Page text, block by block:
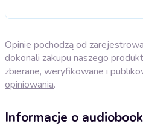
Opinie pochodzą od
dokonali zakupu naszego
zbierane, weryfikowane i
opiniowania.
Informacje o